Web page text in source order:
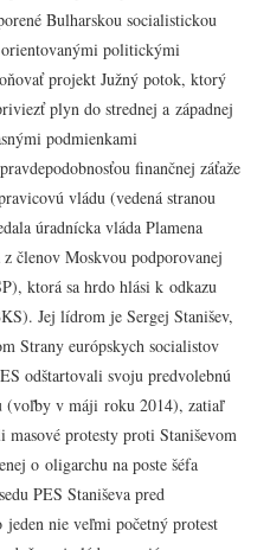
Bulharskou socialistickou
politickými
projekt Južný potok, ktorý
plyn do strednej a západnej
podmienkami
finančnej záťaže
vládu (vedená stranou
úradnícka vláda Plamena
členov Moskvou podporovanej
ktorá sa hrdo hlási k odkazu
Jej lídrom je Sergej Stanišev,
Strany európskych socialistov
odštartovali svoju predvolebnú
(voľby v máji roku 2014), zatiaľ
protesty proti Staniševom
o oligarchu na poste šéfa
PES Staniševa pred
nie veľmi početný protest